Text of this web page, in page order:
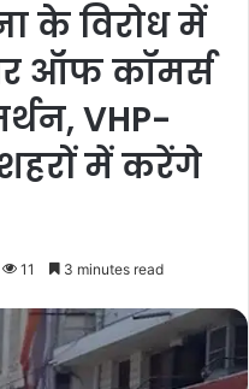
के विरोध में
ऑफ कॉमर्स
VHP-
शहरों में करेंगे
11 3 minutes read